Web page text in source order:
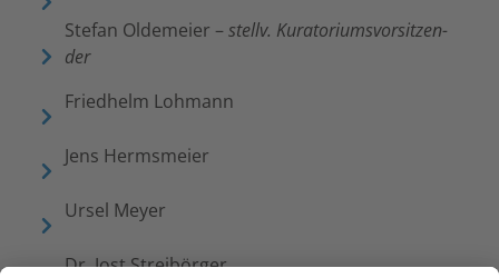
Stefan Olde­meier –stellv. Kura­to­ri­ums­vor­sit­zen­
der
Fried­helm Lohmann
Jens Herms­meier
Ursel Meyer
Dr. Jost Strei­bör­ger